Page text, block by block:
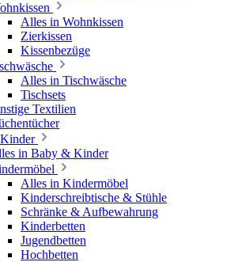
Alles in Wohnkissen
Zierkissen
Kissenbezüge
Alles in Tischwäsche
Tischsets
Textilien
in Baby & Kinder
Alles in Kindermöbel
Kinderschreibtische & Stühle
Schränke & Aufbewahrung
Kinderbetten
Jugendbetten
Hochbetten